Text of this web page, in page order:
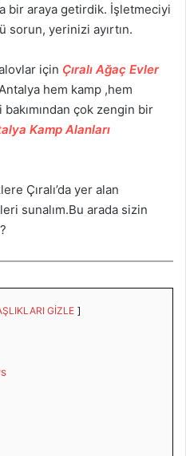
bir araya getirdik. İşletmeciyi
sorun, yerinizi ayırtın.
için Çıralı Ağaç Evler
hem kamp ,hem
çok zengin bir
Kamp Alanları
Çıralı’da yer alan
sunalım.Bu arada sizin
GİZLE